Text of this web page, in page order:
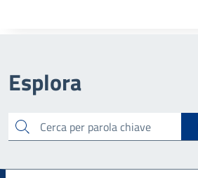
Esplora
cerca